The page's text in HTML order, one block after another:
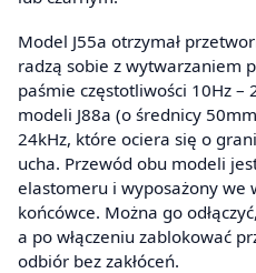
Model J55a otrzymał
radzą sobie z wytwarzaniem
paśmie częstotliwości 10Hz –
modeli J88a (o średnicy
24kHz, które ociera się o
ucha. Przewód obu modeli
elastomeru i wyposażony we
końcówce. Można go
a po włączeniu zablokować
odbiór bez zakłóceń.